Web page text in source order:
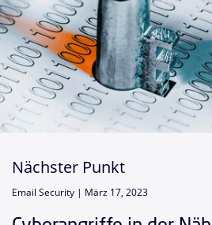
Nächster Punkt
Email Security | März 17, 2023